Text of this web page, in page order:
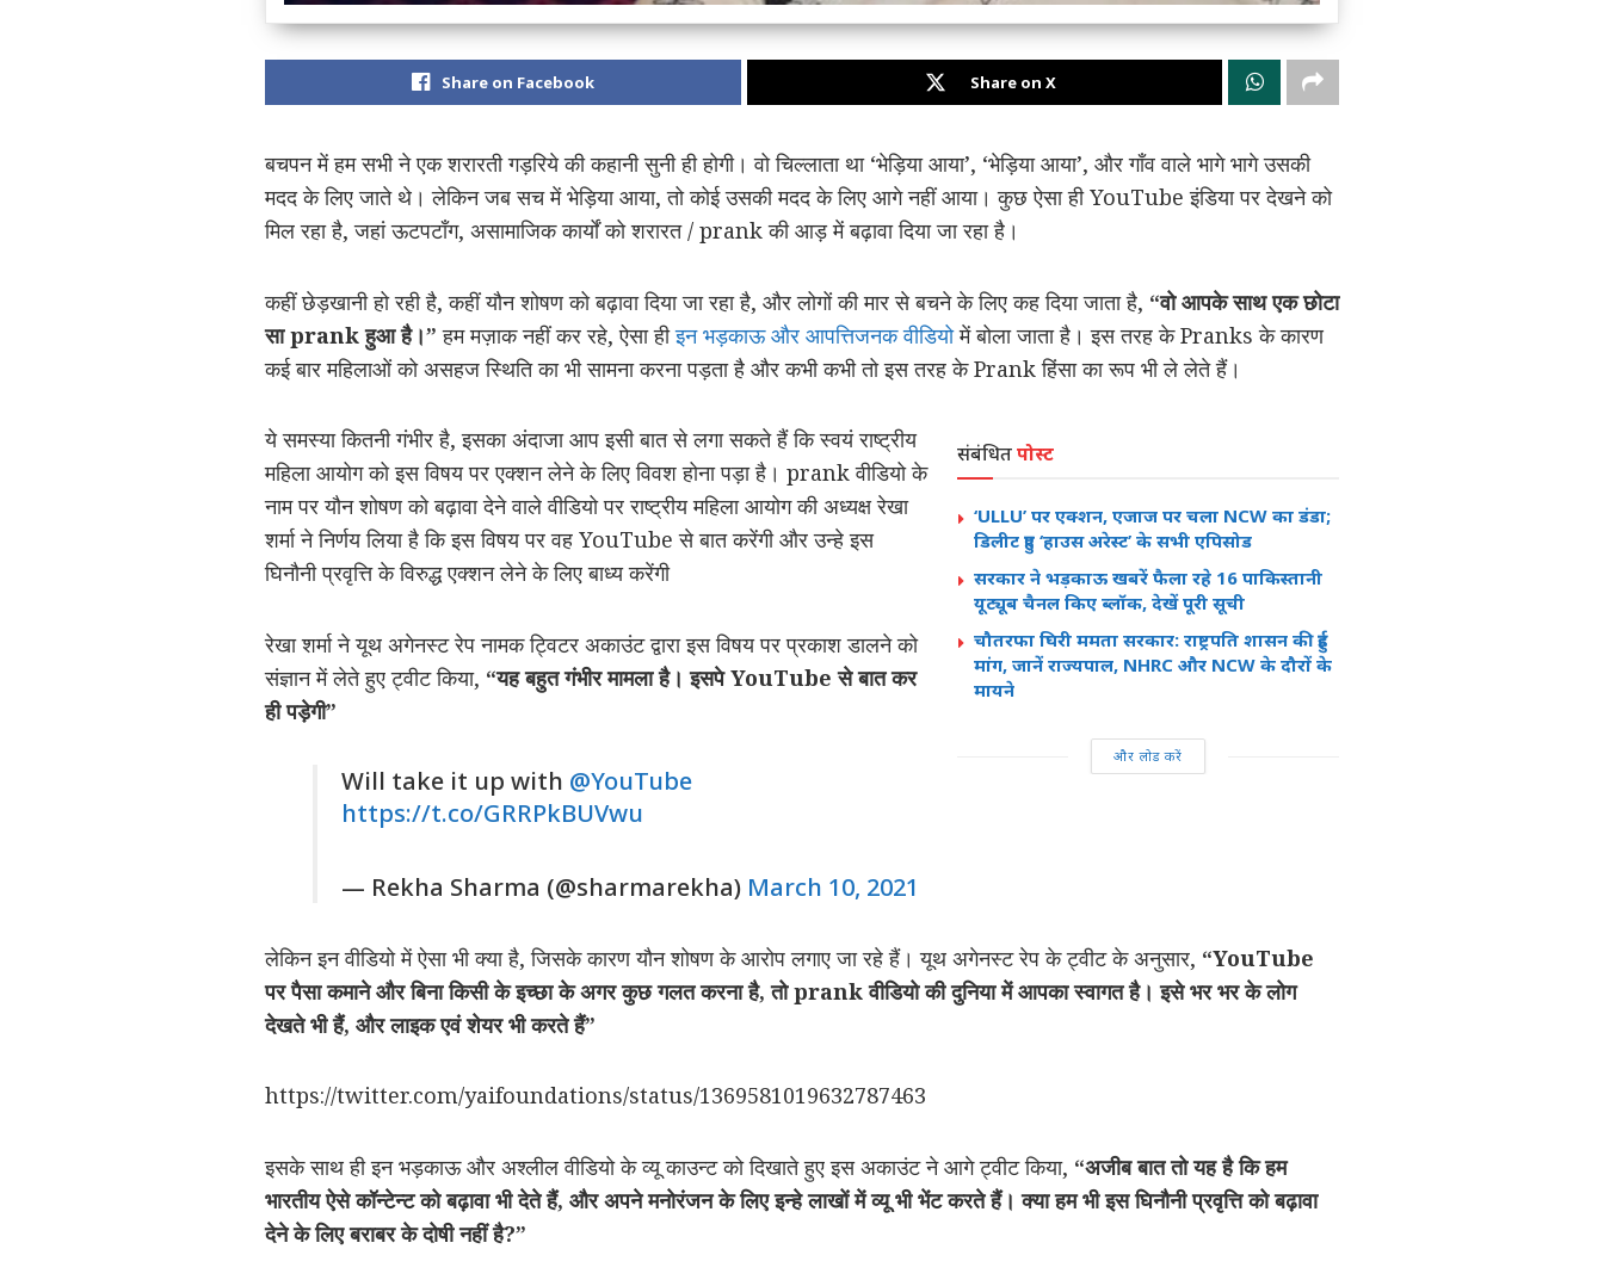
Share on Facebook Share on X
बचपन में हम सभी ने एक शरारती गड़रिये की कहानी सुनी ही होगी। वो चिल्लाता था ‘भेड़िया आया’, ‘भेड़िया आया’, और गाँव वाले भागे भागे उसकी
मदद के लिए जाते थे। लेकिन जब सच में भेड़िया आया, तो कोई उसकी मदद के लिए आगे नहीं आया। कुछ ऐसा ही YouTube इंडिया पर देखने को
मिल रहा है, जहां ऊटपटाँग, असामाजिक कार्यों को शरारत / prank की आड़ में बढ़ावा दिया जा रहा है।
कहीं छेड़खानी हो रही है, कहीं यौन शोषण को बढ़ावा दिया जा रहा है, और लोगों की मार से बचने के लिए कह दिया जाता है, “वो आपके साथ एक छोटा
सा prank हुआ है।” हम मज़ाक नहीं कर रहे, ऐसा हीइन भड़काऊ और आपत्तिजनक वीडियोमें बोला जाता है। इस तरह के Pranks के कारण
कई बार महिलाओं को असहज स्थिति का भी सामना करना पड़ता है और कभी कभी तो इस तरह के Prank हिंसा का रूप भी ले लेते हैं।
संबंधितपोस्ट
‘ULLU’ पर एक्शन, एजाज पर चला NCW का डंडा;
डिलीट हुए ‘हाउस अरेस्ट’ के सभी एपिसोड
सरकार ने भड़काऊ खबरें फैला रहे 16 पाकिस्तानी
यूट्यूब चैनल किए ब्लॉक, देखें पूरी सूची
चौतरफा घिरी ममता सरकार: राष्ट्रपति शासन की हुई
मांग, जानें राज्यपाल, NHRC और NCW के दौरों के
मायने
और लोड करें
ये समस्या कितनी गंभीर है, इसका अंदाजा आप इसी बात से लगा सकते हैं कि स्वयं राष्ट्रीय
महिला आयोग को इस विषय पर एक्शन लेने के लिए विवश होना पड़ा है। prank वीडियो के
नाम पर यौन शोषण को बढ़ावा देने वाले वीडियो पर राष्ट्रीय महिला आयोग की अध्यक्ष रेखा
शर्मा ने निर्णय लिया है कि इस विषय पर वह YouTube से बात करेंगी और उन्हे इस
घिनौनी प्रवृत्ति के विरुद्ध एक्शन लेने के लिए बाध्य करेंगी
रेखा शर्मा ने यूथ अगेनस्ट रेप नामक ट्विटर अकाउंट द्वारा इस विषय पर प्रकाश डालने को
संज्ञान में लेते हुए ट्वीट किया, “यह बहुत गंभीर मामला है। इसपे YouTube से बात कर
ही पड़ेगी”
Will take it up with @YouTube
https://t.co/GRRPkBUVwu
— Rekha Sharma (@sharmarekha) March 10, 2021
लेकिन इन वीडियो में ऐसा भी क्या है, जिसके कारण यौन शोषण के आरोप लगाए जा रहे हैं। यूथ अगेनस्ट रेप के ट्वीट के अनुसार, “YouTube
पर पैसा कमाने और बिना किसी के इच्छा के अगर कुछ गलत करना है, तो prank वीडियो की दुनिया में आपका स्वागत है। इसे भर भर के लोग
देखते भी हैं, और लाइक एवं शेयर भी करते हैं”
https://twitter.com/yaifoundations/status/1369581019632787463
इसके साथ ही इन भड़काऊ और अश्लील वीडियो के व्यू काउन्ट को दिखाते हुए इस अकाउंट ने आगे ट्वीट किया, “अजीब बात तो यह है कि हम
भारतीय ऐसे कॉन्टेन्ट को बढ़ावा भी देते हैं, और अपने मनोरंजन के लिए इन्हे लाखों में व्यू भी भेंट करते हैं। क्या हम भी इस घिनौनी प्रवृत्ति को बढ़ावा
देने के लिए बराबर के दोषी नहीं है?”